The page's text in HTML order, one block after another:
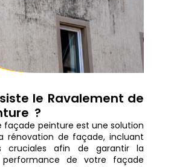
le Ravalement de
?
façade peinture est une solution
rénovation de façade, incluant
cruciales afin de garantir la
de votre façade